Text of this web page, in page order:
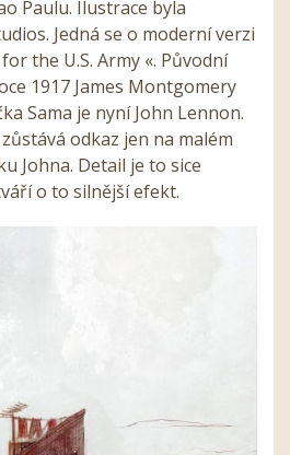
Paulu. Ilustrace byla
Jedná se o moderní verzi
the U.S. Army «. Původní
1917 James Montgomery
Sama je nyní John Lennon.
odkaz jen na malém
Johna. Detail je to sice
o to silnější efekt.